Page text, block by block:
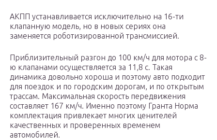
АКПП устанавливается исключительно на 16-ти
клапанную модель, но в новых сериях она
заменяется роботизированной трансмиссией.
Приблизительный разгон до 100 км/ч для мотора с 8-
ю клапанами осуществляется за 11,8 с. Такая
динамика довольно хороша и поэтому авто подходит
для поездок и по городским дорогам, и по открытым
трассам. Максимальная скорость передвижения
составляет 167 км/ч. Именно поэтому Гранта Норма
комплектация привлекает многих ценителей
качественных и проверенных временем
автомобилей.